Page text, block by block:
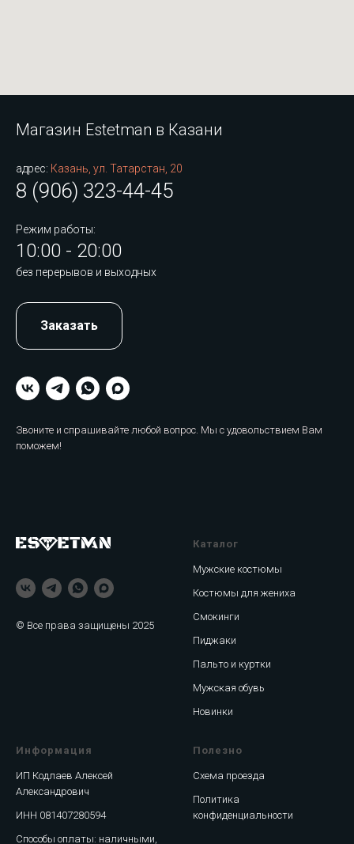
Магазин Estetman в Казани
адрес: Казань, ул. Татарстан, 20
8 (906) 323-44-45
Режим работы:
10:00 - 20:00
без перерывов и выходных
Заказать
Звоните и спрашивайте любой вопрос. Мы с удовольствием Вам
поможем!
© Все права защищены 2025
Каталог
Мужские костюмы
Костюмы для жениха
Смокинги
Пиджаки
Пальто и куртки
Мужская обувь
Новинки
Информация
ИП Кодлаев Алексей
Александрович
ИНН 081407280594
Способы оплаты: наличными,
Полезно
Схема проезда
Политика
конфиденциальности